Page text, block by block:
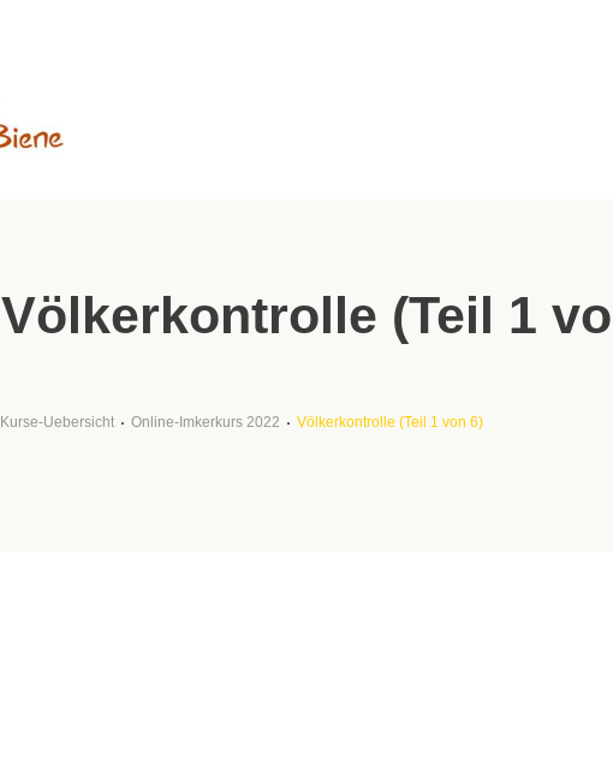
Völkerkontrolle (Teil 1
Kurse-Uebersicht Online-Imkerkurs 2022 Völkerkontrolle (Teil 1 von 6)